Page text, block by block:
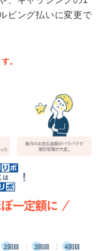
ビング払いに変更で
。